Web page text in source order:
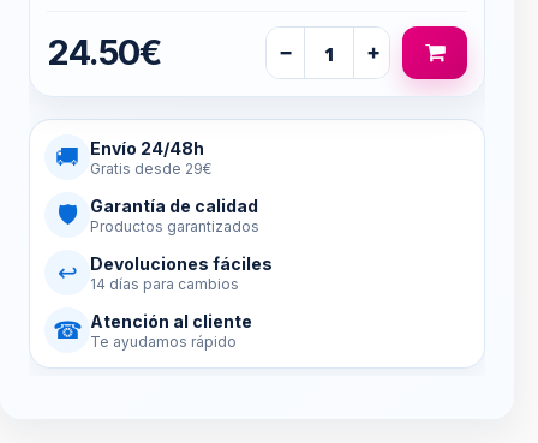
24.50€ − +
🚚 Envío 24/48h
Gratis desde 29€
🛡 Garantía de calidad
Productos garantizados
↩ Devoluciones fáciles
14 días para cambios
☎ Atención al cliente
Te ayudamos rápido